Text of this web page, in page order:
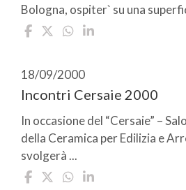
Bologna, ospiter` su una
18/09/2000
Incontri Cersaie 2000
In occasione del “Cersaie” –
della Ceramica per Edilizia e
svolgerà ...